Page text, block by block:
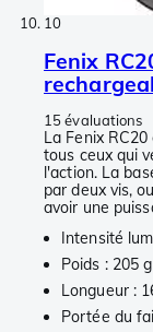
10
Fenix
15 évaluations
La Fenix
tous ceux qui
l'action. La
par deux vis,
avoir une
Intensité
Poids : 205 g
Longueur :
Portée du